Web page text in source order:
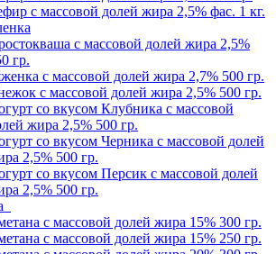
с массовой долей жира 2,5% фас. 1 кг.
с массовой долей жира 2,5%
гр.
с массовой долей жира 2,7% 500 гр.
с массовой долей жира 2,5% 500 гр.
со вкусом Клубника с массовой
жира 2,5% 500 гр.
со вкусом Черника с массовой долей
2,5% 500 гр.
со вкусом Персик с массовой долей
2,5% 500 гр.
с массовой долей жира 15% 300 гр.
с массовой долей жира 15% 250 гр.